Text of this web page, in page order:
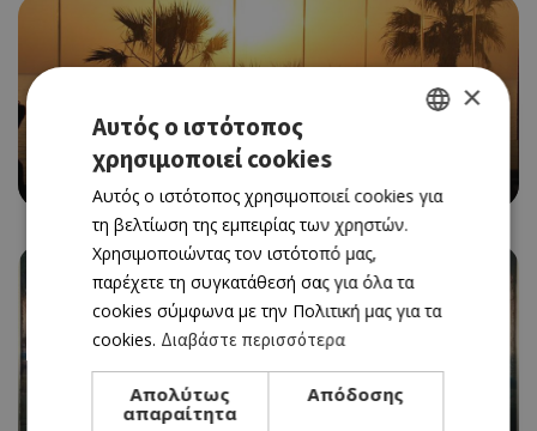
ALL DAY BAR RESTAURANT
SUITE 48
ENGLISH
×
Αυτός ο ιστότοπος
χρησιμοποιεί cookies
Αυτός ο ιστότοπος χρησιμοποιεί cookies για
τη βελτίωση της εμπειρίας των χρηστών.
Χρησιμοποιώντας τον ιστότοπό μας,
παρέχετε τη συγκατάθεσή σας για όλα τα
cookies σύμφωνα με την Πολιτική μας για τα
cookies. Διαβάστε περισσότερα
Απολύτως
απαραίτητα
Απόδοσης